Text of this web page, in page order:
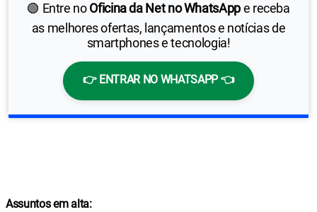
🟢 Entre noOficina da Net no WhatsAppe receba
as melhores ofertas, lançamentos e notícias de
smartphones e tecnologia!
👉 ENTRAR NO WHATSAPP 👈
Assuntos em alta: